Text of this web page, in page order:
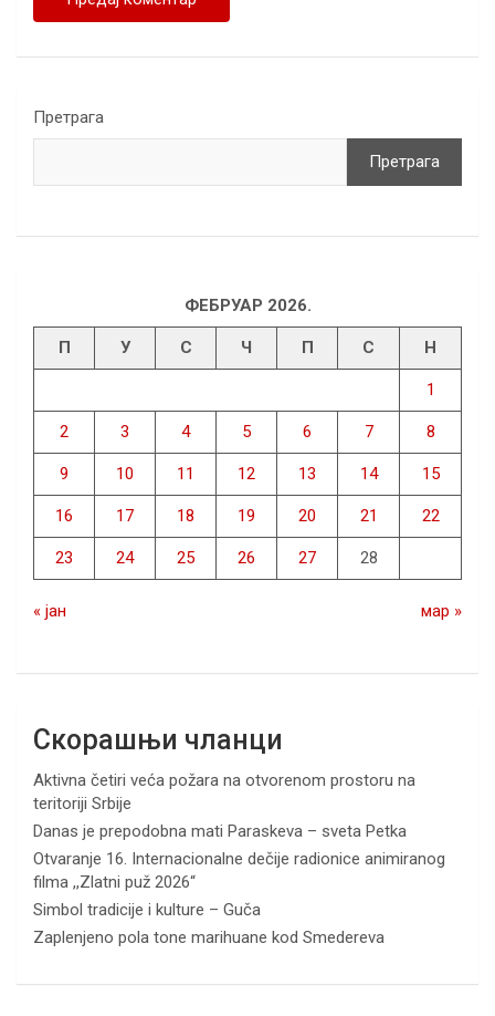
Претрага
Претрага
ФЕБРУАР 2026.
П У С Ч П С Н
1
2 3 4 5 6 7 8
9 10 11 12 13 14 15
16 17 18 19 20 21 22
23 24 25 26 27 28
« јан мар »
Скорашњи чланци
Aktivna četiri veća požara na otvorenom prostoru na
teritoriji Srbije
Danas je prepodobna mati Paraskeva – sveta Petka
Otvaranje 16. Internacionalne dečije radionice animiranog
filma ,,Zlatni puž 2026“
Simbol tradicije i kulture – Guča
Zaplenjeno pola tone marihuane kod Smedereva